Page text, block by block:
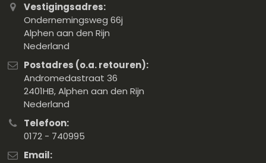
Vestigingsadres:
Ondernemingsweg 66j
Alphen aan den Rijn
Nederland
Postadres (o.a. retouren):
Andromedastraat 36
2401HB, Alphen aan den Rijn
Nederland
Telefoon:
0172 - 740995
Email: